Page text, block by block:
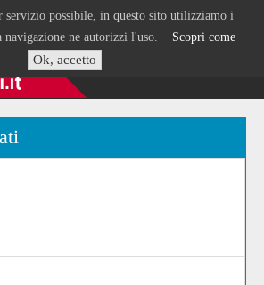
possibile, in questo sito utilizziamo i
navigazione ne autorizzi l'uso. Scopri come
Ok, accetto